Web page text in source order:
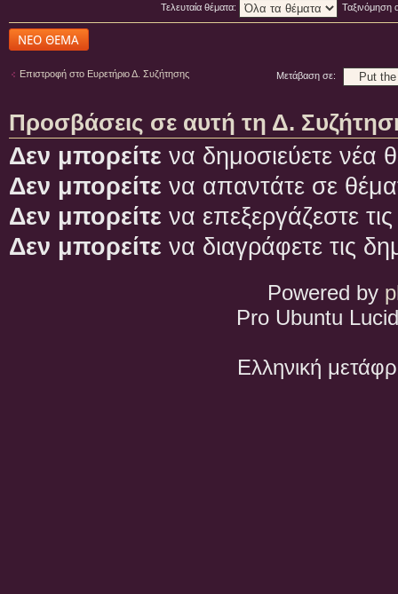
Τελευταία θέματα: Ταξινόμηση
Δημιουργία νέου
θέματος
Επιστροφή στο Ευρετήριο Δ. Συζήτησης Μετάβαση σε:
Προσβάσεις σε αυτή τη Δ.
Δεν μπορείτε να δημοσιεύετε νέα
Δεν μπορείτε να απαντάτε σε
Δεν μπορείτε να επεξεργάζεστε
Δεν μπορείτε να διαγράφετε τις
Powered by
Pro Ubuntu
Ελληνική